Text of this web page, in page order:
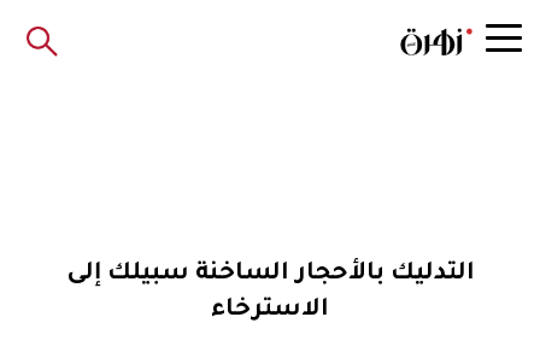
التدليك بالأحجار الساخنة سبيلك إلى
الاسترخاء